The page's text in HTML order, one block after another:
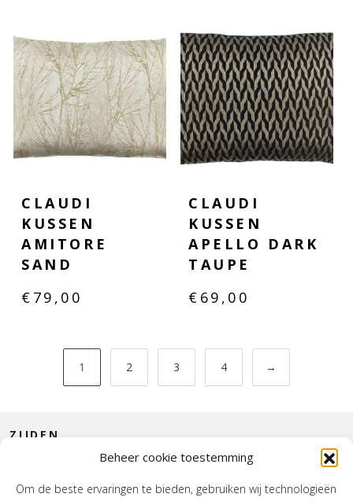
Beheer cookie toestemming
Om de beste ervaringen te bieden, gebruiken wij technologieën
CLAUDI
KUSSEN
AMITORE
SAND
€ 79,00
CLAUDI
KUSSEN
APELLO DARK
TAUPE
€ 69,00
1 2 3 4 →
ZIJDEN